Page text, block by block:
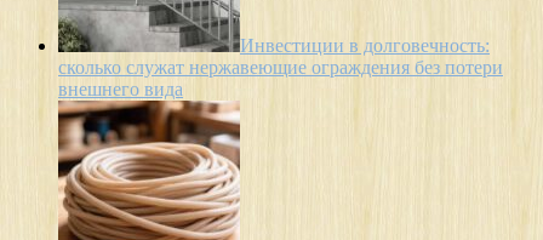
Инвестиции в долговечность:
сколько служат нержавеющие ограждения без потери
внешнего вида